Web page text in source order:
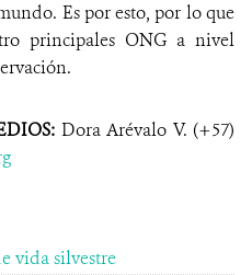
Es por esto, por lo que
principales ONG a nivel
Dora Arévalo V. (+57)
vida silvestre